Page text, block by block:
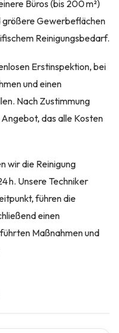
Büros (bis 200 m²)
Gewerbeflächen
Reinigungsbedarf.
Erstinspektion, bei
und einen
Nach Zustimmung
das alle Kosten
wir die Reinigung
h. Unsere Techniker
führen die
einen
Maßnahmen und